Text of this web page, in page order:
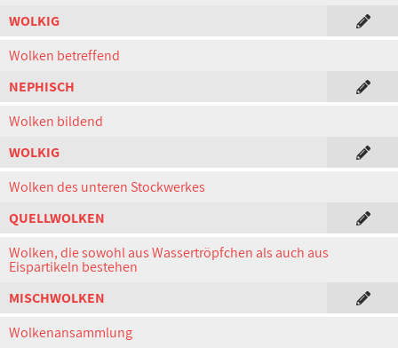
WOLKIG
Wolken betreffend
NEPHISCH
Wolken bildend
WOLKIG
Wolken des unteren Stockwerkes
QUELLWOLKEN
Wolken, die sowohl aus Wassertröpfchen als auch aus
Eispartikeln bestehen
MISCHWOLKEN
Wolkenansammlung